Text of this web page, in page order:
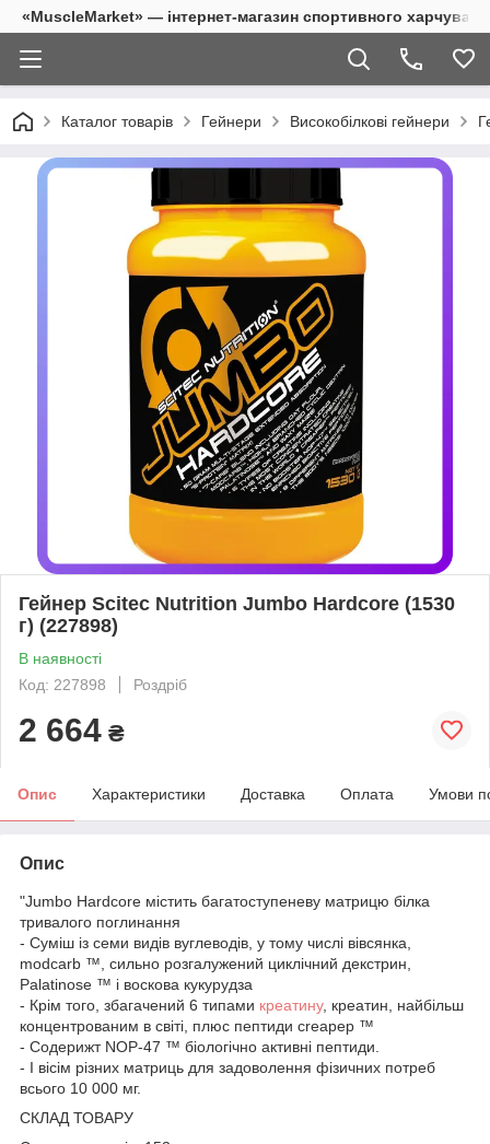
«MuscleMarket» — інтернет-магазин спортивного
Каталог товарів Гейнери Високобілкові гейнери
Гейнер Scitec Nutrition Jumbo Hardcore (1530
г) (227898)
В наявності
Код: 227898
Роздріб
2 664 ₴
Опис Характеристики Доставка Оплата Умови
Опис
"Jumbo Hardcore містить багатоступеневу матрицю білка
тривалого поглинання
- Суміш із семи видів вуглеводів, у тому числі вівсянка,
modcarb ™, сильно розгалужений циклічний декстрин,
Palatinose ™ і воскова кукурудза
- Крім того, збагачений 6 типами креатину, креатин, найбільш
концентрованим в світі, плюс пептиди creapep ™
- Содерижт NOP-47 ™ біологічно активні пептиди.
- І вісім різних матриць для задоволення фізичних потреб
всього 10 000 мг.
СКЛАД ТОВАРУ